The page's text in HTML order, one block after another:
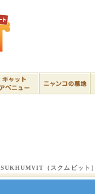
SUKHUMVIT（スクムビット